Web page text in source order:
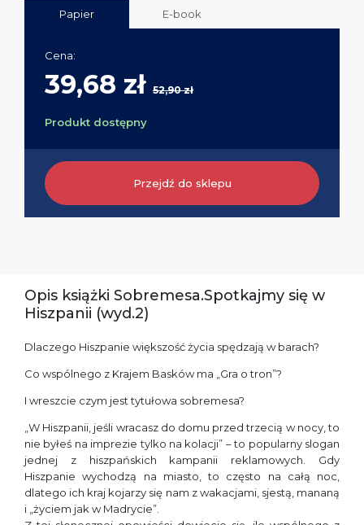
Papier E-book
Cena:
39,68 zł 52,90 zł
Produkt dostępny
Przejdź do sklepu
Opis książki Sobremesa.Spotkajmy się w
Hiszpanii (wyd.2)
Dlaczego Hiszpanie większość życia spędzają w barach?
Co wspólnego z Krajem Basków ma „Gra o tron”?
I wreszcie czym jest tytułowa sobremesa?
„W Hiszpanii, jeśli wracasz do domu przed trzecią w nocy, to
nie byłeś na imprezie tylko na kolacji” – to popularny slogan
jednej z hiszpańskich kampanii reklamowych. Gdy
Hiszpanie wychodzą na miasto, to często na całą noc,
dlatego ich kraj kojarzy się nam z wakacjami, sjestą, mananą
i „życiem jak w Madrycie”.